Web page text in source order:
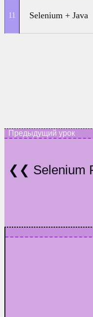
Selenium + Java
Selenium